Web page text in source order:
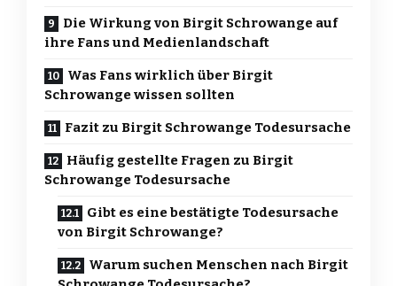
Die Wirkung von Birgit Schrowange auf
ihre Fans und Medienlandschaft
Was Fans wirklich über Birgit
Schrowange wissen sollten
Fazit zu Birgit Schrowange Todesursache
Häufig gestellte Fragen zu Birgit
Schrowange Todesursache
Gibt es eine bestätigte Todesursache
von Birgit Schrowange?
Warum suchen Menschen nach Birgit